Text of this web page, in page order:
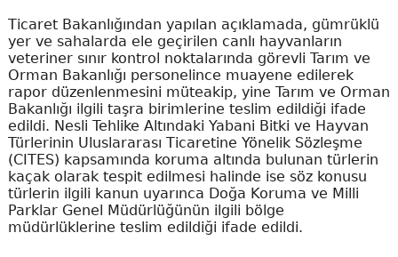
Ticaret Bakanlığından yapılan açıklamada, gümrüklü
yer ve sahalarda ele geçirilen canlı hayvanların
veteriner sınır kontrol noktalarında görevli Tarım ve
Orman Bakanlığı personelince muayene edilerek
rapor düzenlenmesini müteakip, yine Tarım ve Orman
Bakanlığı ilgili taşra birimlerine teslim edildiği ifade
edildi. Nesli Tehlike Altındaki Yabani Bitki ve Hayvan
Türlerinin Uluslararası Ticaretine Yönelik Sözleşme
(CITES) kapsamında koruma altında bulunan türlerin
kaçak olarak tespit edilmesi halinde ise söz konusu
türlerin ilgili kanun uyarınca Doğa Koruma ve Milli
Parklar Genel Müdürlüğünün ilgili bölge
müdürlüklerine teslim edildiği ifade edildi.